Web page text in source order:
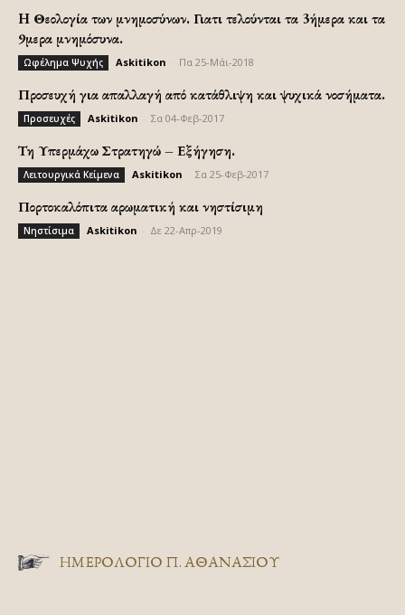
H Θεολογία των μνημοσύνων. Γιατι τελούνται τα 3ήμερα και τα
9μερα μνημόσυνα.
Ωφέλημα Ψυχής Askitikon Πα 25-Μάι-2018
Προσευχή για απαλλαγή από κατάθλιψη και ψυχικά νοσήματα.
Προσευχές Askitikon Σα 04-Φεβ-2017
Τη Υπερμάχω Στρατηγώ – Εξήγηση.
Λειτουργικά Κείμενα Askitikon Σα 25-Φεβ-2017
Πορτοκαλόπιτα αρωματική και νηστίσιμη
Νηστίσιμα Askitikon Δε 22-Απρ-2019
ΗΜΕΡΟΛΟΓΙΟ Π. ΑΘΑΝΑΣΙΟΥ